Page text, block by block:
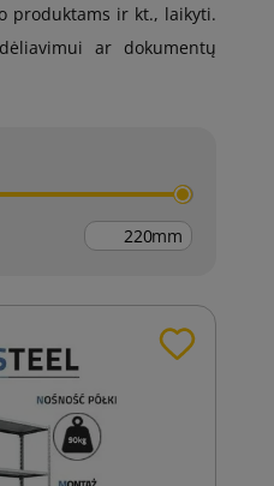
produktams ir kt., laikyti.
ar dokumentų
mm